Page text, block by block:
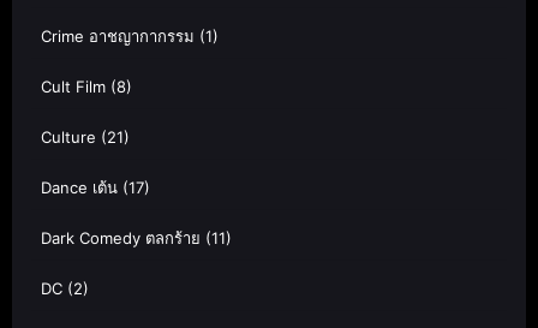
Crime อาชญากากรรม (1)
Cult Film (8)
Culture (21)
Dance เต้น (17)
Dark Comedy ตลกร้าย (11)
DC (2)